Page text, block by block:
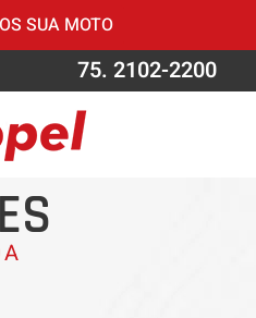
SUA MOTO
75. 2102-2200